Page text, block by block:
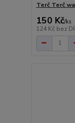
Terč Terč
150 Kč/ks
124 Kč bez